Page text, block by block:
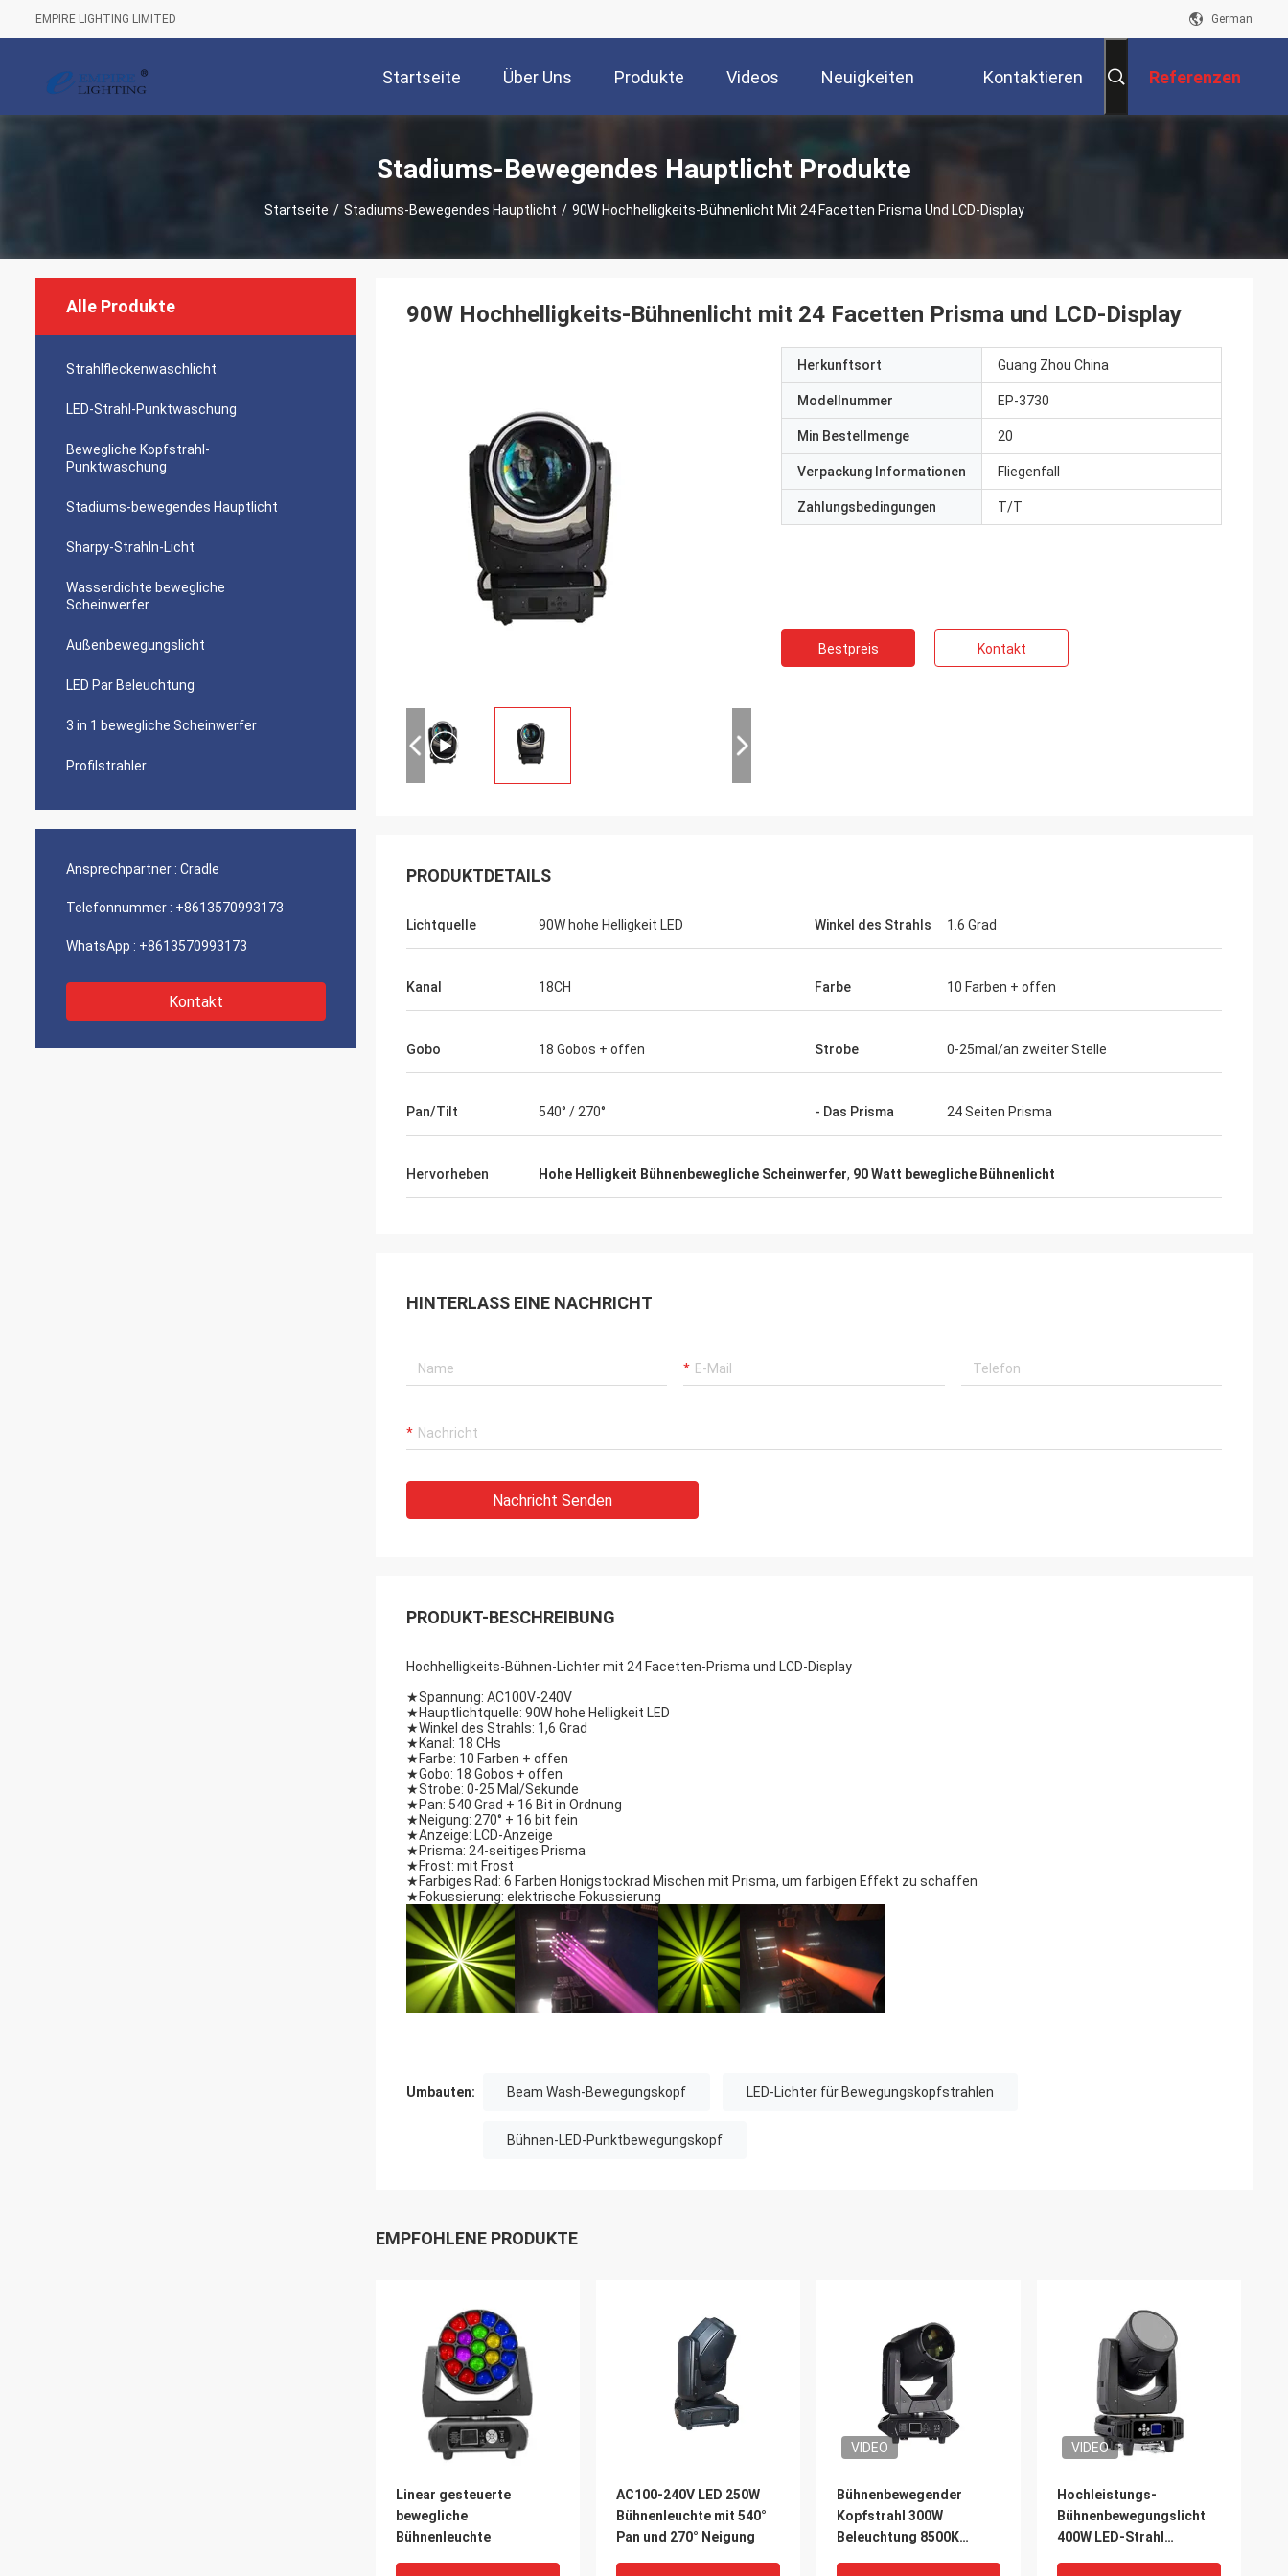
EMPIRE LIGHTING LIMITED German
Startseite Über Uns Produkte Videos Neuigkeiten Kontaktieren Referenzen
Stadiums-Bewegendes Hauptlicht Produkte
Startseite / Stadiums-Bewegendes Hauptlicht / 90W Hochhelligkeits-Bühnenlicht Mit 24 Facetten Prisma Und LCD-Display
Alle Produkte
Strahlfleckenwaschlicht
LED-Strahl-Punktwaschung
Bewegliche Kopfstrahl-
Punktwaschung
Stadiums-bewegendes Hauptlicht
Sharpy-Strahln-Licht
Wasserdichte bewegliche
Scheinwerfer
Außenbewegungslicht
LED Par Beleuchtung
3 in 1 bewegliche Scheinwerfer
Profilstrahler
Ansprechpartner : Cradle
Telefonnummer : +8613570993173
WhatsApp : +8613570993173
Kontakt
90W Hochhelligkeits-Bühnenlicht mit 24 Facetten Prisma und LCD-Display
Herkunftsort Guang Zhou China
Modellnummer EP-3730
Min Bestellmenge 20
Verpackung Informationen Fliegenfall
Zahlungsbedingungen T/T
Bestpreis Kontakt
PRODUKTDETAILS
Lichtquelle 90W hohe Helligkeit LED Winkel des Strahls 1.6 Grad
Kanal 18CH Farbe 10 Farben + offen
Gobo 18 Gobos + offen Strobe 0-25mal/an zweiter Stelle
Pan/Tilt 540° / 270° - Das Prisma 24 Seiten Prisma
Hervorheben Hohe Helligkeit Bühnenbewegliche Scheinwerfer, 90 Watt bewegliche Bühnenlicht
HINTERLASS EINE NACHRICHT
Nachricht Senden
PRODUKT-BESCHREIBUNG
Hochhelligkeits-Bühnen-Lichter mit 24 Facetten-Prisma und LCD-Display
★Spannung: AC100V-240V
★ Hauptlichtquelle: 90W hohe Helligkeit LED
★Winkel des Strahls: 1,6 Grad
★ Kanal: 18 CHs
★ Farbe: 10 Farben + offen
★Gobo: 18 Gobos + offen
★Strobe: 0-25 Mal/Sekunde
★ Pan: 540 Grad + 16 Bit in Ordnung
★ Neigung: 270° + 16 bit fein
★Anzeige: LCD-Anzeige
★ Prisma: 24-seitiges Prisma
★ Frost: mit Frost
★ Farbiges Rad: 6 Farben Honigstockrad Mischen mit Prisma, um farbigen Effekt zu schaffen
★ Fokussierung: elektrische Fokussierung
Umbauten: Beam Wash-Bewegungskopf LED-Lichter für Bewegungskopfstrahlen
Bühnen-LED-Punktbewegungskopf
EMPFOHLENE PRODUKTE
Linear gesteuerte
bewegliche
Bühnenleuchte
AC100-240V LED 250W
Bühnenleuchte mit 540°
Pan und 270° Neigung
VIDEO
Bühnenbewegender
Kopfstrahl 300W
Beleuchtung 8500K
VIDEO
Hochleistungs-
Bühnenbewegungslicht
400W LED-Strahl